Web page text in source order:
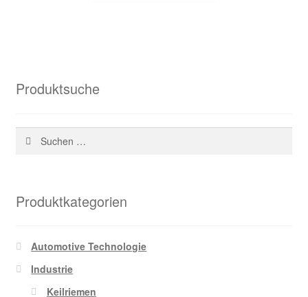
Produktsuche
Suchen
Produktkategorien
Automotive Technologie
Industrie
Keilriemen